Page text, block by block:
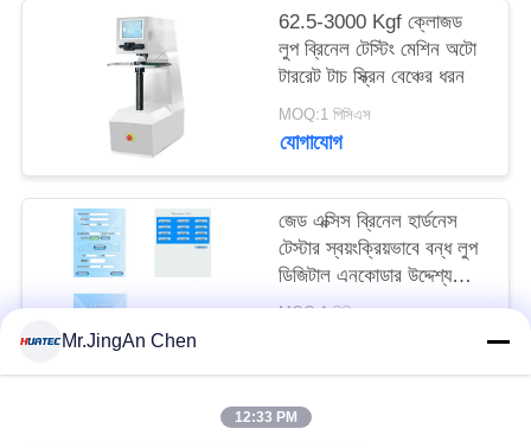
62.5-3000 Kgf ক্লোজড
লুপ ব্রিনেল টেস্টিং মেশিন অটো
টাররেট টাচ স্ক্রিন বেঞ্চের ধরন
MOQ:1 পিসিএস
যোগাযোগ
জেড এক্সিস ব্রিনেল হার্ডনেস
টেস্টার স্বয়ংক্রিয়ভাবে বন্ধ লুপ
ডিজিটাল এনকোডার উদ্দেশ্য
ফোকাস
MOQ:1 পিসিএস
Mr.JingAn Chen
12:33 PM